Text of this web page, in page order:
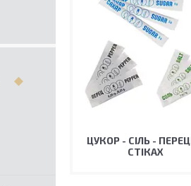
ЦУКОР - СІЛЬ -
СТIКАХ